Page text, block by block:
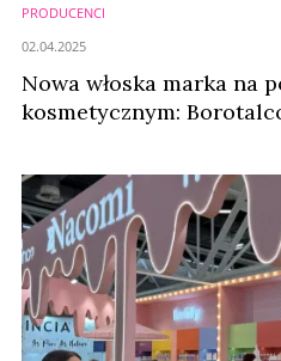
PRODUCENCI
Nowa włoska marka na
kosmetycznym:
02.04.2025